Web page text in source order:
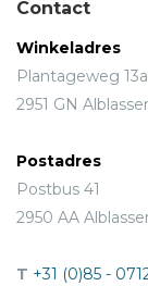
Contact
Winkeladres
Plantageweg 13a
2951 GN
Postadres
Postbus 41
2950 AA
T +31 (0)85 -